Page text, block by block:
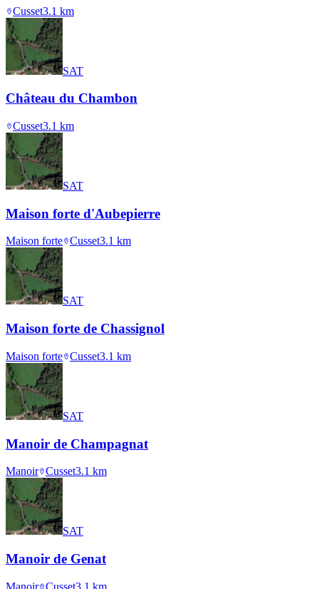
Cusset3.1 km
SAT
Château du Chambon
Cusset3.1 km
SAT
Maison forte d'Aubepierre
Maison forte Cusset3.1 km
SAT
Maison forte de Chassignol
Maison forte Cusset3.1 km
SAT
Manoir de Champagnat
Manoir Cusset3.1 km
SAT
Manoir de Genat
Manoir Cusset3.1 km